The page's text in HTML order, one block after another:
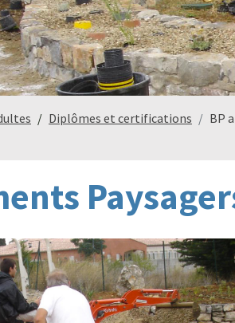
Diplômes et certifications BP